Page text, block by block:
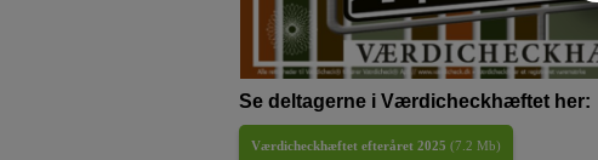
Se deltagerne i Værdicheckhæftet her:
Værdicheckhæftet efteråret 2025 (7.2 Mb)